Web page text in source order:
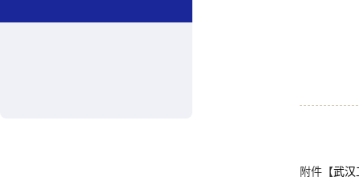
附件【武汉